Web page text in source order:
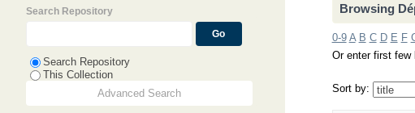
Browsing
0-9 A B C D E F
Or enter first few
Sort by:
Search Repository
Search Repository
This Collection
Advanced Search